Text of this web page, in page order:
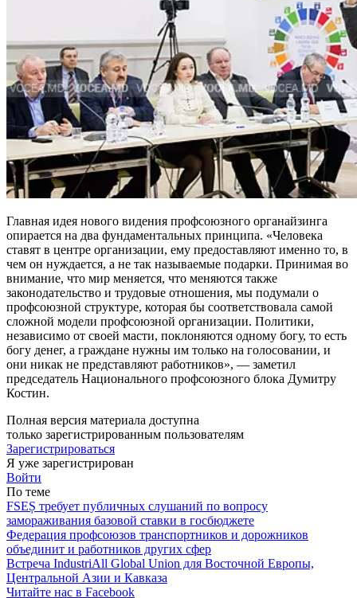
Главная идея нового виде­ния профсоюзного органайзинга
опирается на два фундаменталь­ных принципа. «Человека
ставят в центре организации, ему пре­доставляют именно то, в
чем он нуждается, а не так называемые подарки. Принимая во
внимание, что мир меняется, что меняются также
законодательство и трудо­вые отношения, мы подумали о
профсоюзной структуре, которая бы соответствовала самой
слож­ной модели профсоюзной орга­низации. Политики,
независимо от своей масти, поклоняются одному богу, то есть
богу денег, а гражда­не нужны им только на голосова­нии, и
они никак не представляют работников», — заметил
председа­тель Национального профсоюзно­го блока Думитру
Костин.
Полная версия материала доступна
только зарегистрированным пользователям
Зарегистрироваться
Я уже зарегистрирован
Войти
По теме
FSEȘ требует публичных слушаний по вопросу
замораживания базовой ставки в госбюджете
Федерация профсоюзов транспортников и дорожников
объединит и работников других сфер
Встреча IndustriAll Global Union для Восточной Европы,
Центральной Азии и Кавказа
Читайте нас в Facebook